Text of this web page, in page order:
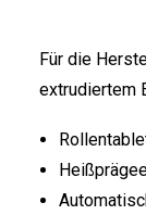
DEUTSCH
Für die
extrudiertem